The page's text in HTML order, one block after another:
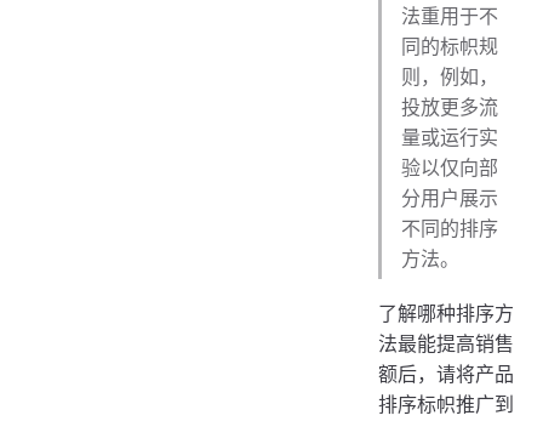
法重用于不
同的标帜规
则，例如，
投放更多流
量或运行实
验以仅向部
分用户展示
不同的排序
方法。
了解哪种排序方
法最能提高销售
额后，请将产品
排序标帜推广到